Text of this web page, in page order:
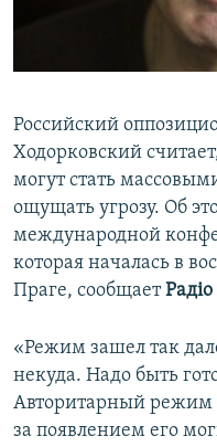
ПОБЕДИТЕЛЕЙ НЕ СУДЯТ?
Все сайты RFE/RL
Российский
Ходорковский
могут стать
ощущать угрозу. Об
международной
которая началась в
Праге, сообщаетРадiо
«Режим зашел так
некуда. Надо быть
Авторитарный режим
за появлением его